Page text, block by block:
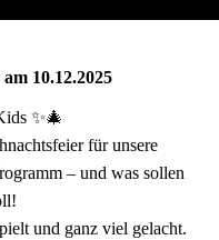
10.12.2025
✨🎄
für unsere
– und was sollen
und ganz viel gelacht.